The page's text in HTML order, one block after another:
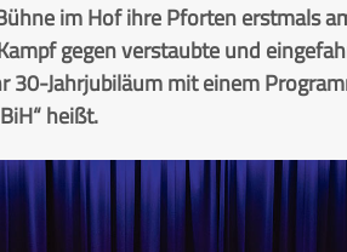
im Hof ihre Pforten erstmals
gegen verstaubte und
30-Jahrjubiläum mit einem
heißt.